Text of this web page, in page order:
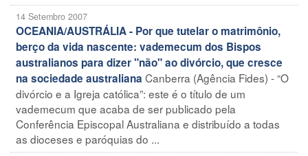
14 Setembro 2007
OCEANIA/AUSTRÁLIA - Por que tutelar o matrimônio,
berço da vida nascente: vademecum dos Bispos
australianos para dizer "não" ao divórcio, que cresce
na sociedade australiana Canberra (Agência Fides) - “O
divórcio e a Igreja católica”: este é o título de um
vademecum que acaba de ser publicado pela
Conferência Episcopal Australiana e distribuído a todas
as dioceses e paróquias do ...